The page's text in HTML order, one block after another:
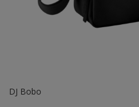
DJ Bobo